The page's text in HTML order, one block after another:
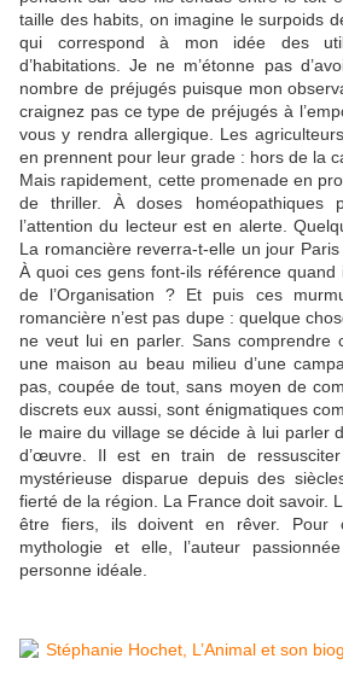
taille des habits, on imagine le surpoids
qui correspond à mon idée des
d’habitations. Je ne m’étonne pas
nombre de préjugés puisque mon
craignez pas ce type de préjugés à
vous y rendra allergique. Les
en prennent pour leur grade : hors de la
Mais rapidement, cette promenade en
de thriller. À doses homéopathiques
l’attention du lecteur est en alerte.
La romancière reverra-t-elle un jour Paris
À quoi ces gens font-ils référence quand
de l’Organisation ? Et puis ces
romancière n’est pas dupe : quelque
ne veut lui en parler. Sans comprendre
une maison au beau milieu d’une
pas, coupée de tout, sans moyen de
discrets eux aussi, sont énigmatiques
le maire du village se décide à lui parler
d’œuvre. Il est en train de ressusciter
mystérieuse disparue depuis des
fierté de la région. La France doit savoir.
être fiers, ils doivent en rêver. Pour
mythologie et elle, l’auteur
personne idéale.